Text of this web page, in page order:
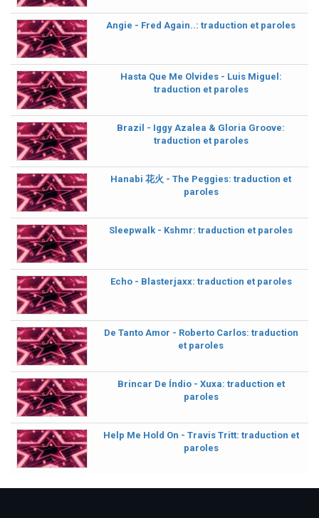
Angie - Fred Again..: traduction et paroles
Hasta Que Me Olvides - Luis Miguel:
traduction et paroles
Brazil - Iggy Azalea & Gloria Groove:
traduction et paroles
Hanabi 花火 - The Peggies: traduction et
paroles
Sleepwalk - Kshmr: traduction et paroles
Echo - Blasterjaxx: traduction et paroles
De Tanto Amor - Roberto Carlos: traduction
et paroles
Brincar De Índio - Xuxa: traduction et
paroles
Help Me Hold On - Travis Tritt: traduction et
paroles